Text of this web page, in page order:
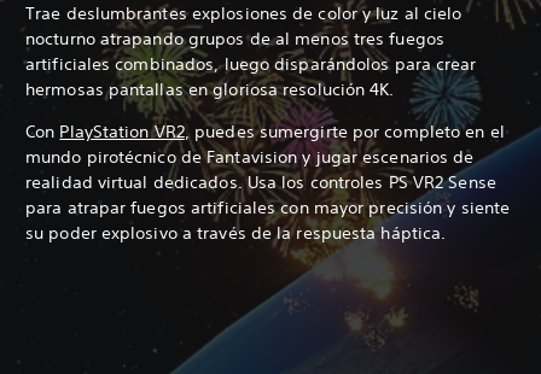
Trae deslumbrantes explosiones de color y luz al cielo
nocturno atrapando grupos de al menos tres fuegos
artificiales combinados, luego disparándolos para crear
hermosas pantallas en gloriosa resolución 4K.
Con PlayStation VR2, puedes sumergirte por completo en el
mundo pirotécnico de Fantavision y jugar escenarios de
realidad virtual dedicados. Usa los controles PS VR2 Sense
para atrapar fuegos artificiales con mayor precisión y siente
su poder explosivo a través de la respuesta háptica.